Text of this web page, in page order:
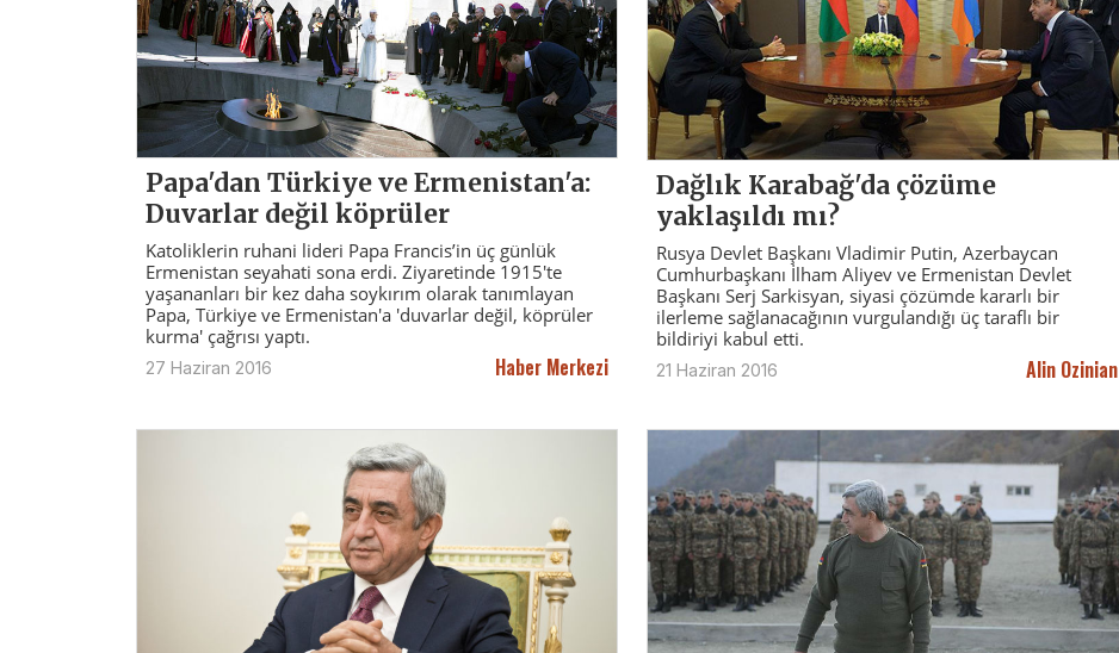
Papa'dan Türkiye ve Ermenistan'a:
Duvarlar değil köprüler
Katoliklerin ruhani lideri Papa Francis’in üç günlük
Ermenistan seyahati sona erdi. Ziyaretinde 1915'te
yaşananları bir kez daha soykırım olarak tanımlayan
Papa, Türkiye ve Ermenistan'a 'duvarlar değil, köprüler
kurma' çağrısı yaptı.
27 Haziran 2016 Haber Merkezi
Dağlık Karabağ'da çözüme
yaklaşıldı mı?
Rusya Devlet Başkanı Vladimir Putin, Azerbaycan
Cumhurbaşkanı İlham Aliyev ve Ermenistan Devlet
Başkanı Serj Sarkisyan, siyasi çözümde kararlı bir
ilerleme sağlanacağının vurgulandığı üç taraflı bir
bildiriyi kabul etti.
21 Haziran 2016 Alin Ozinian